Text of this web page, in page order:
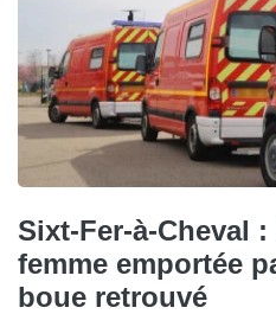
Sixt-Fer-à-Cheval
femme emportée
boue retrouvé